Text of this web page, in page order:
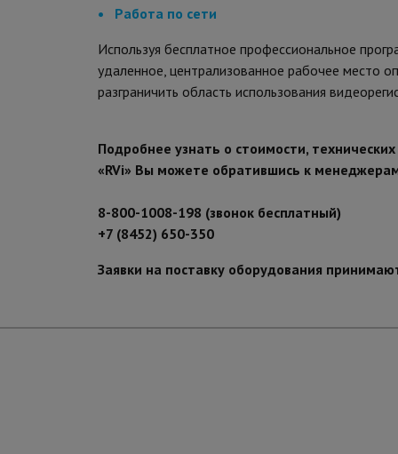
• Работа по сети
Используя бесплатное профессиональное
удаленное, централизованное рабочее место
разграничить область использования
Подробнее узнать о стоимости,
«RVi» Вы можете обратившись к
8-800-1008-198 (звонок бесплатный)
+7 (8452) 650-350
Заявки на поставку оборудования